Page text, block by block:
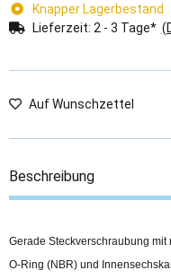
Knapper Lagerbestand
Lieferzeit: 2 - 3 Tage*
Auf Wunschzettel
Beschreibung
Gerade Steckverschraubung
O-Ring (NBR) und